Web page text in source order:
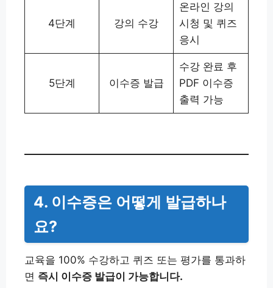
4단계 강의 수강
온라인 강의
시청 및 퀴즈
응시
5단계 이수증 발급
수강 완료 후
PDF 이수증
출력 가능
4. 이수증은 어떻게 발급하나
요?
교육을 100% 수강하고 퀴즈 또는 평가를 통과하
면 즉시 이수증 발급이 가능합니다.